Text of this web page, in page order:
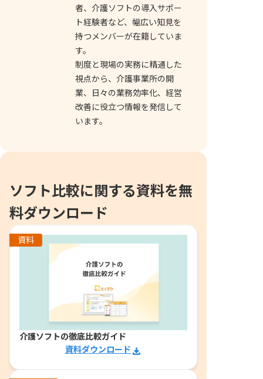
者、介護ソフトの導入サポー
ト経験者など、幅広い知見を
持つメンバーが在籍していま
す。
制度と現場の実務に精通した
視点から、介護事業所の開
業、日々の業務効率化、経営
改善に役立つ情報を発信して
います。
ソフト比較に関する資料を無
料ダウンロード
資料
介護ソフトの徹底比較ガイド
資料ダウンロード